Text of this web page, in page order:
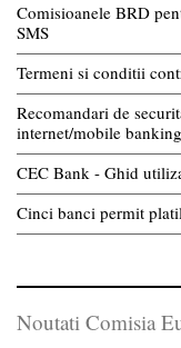
Comisioanele BRD
SMS
Termeni si conditii
Recomandari de
internet/mobile banking
CEC Bank - Ghid
Cinci banci permit
Noutati Comisia